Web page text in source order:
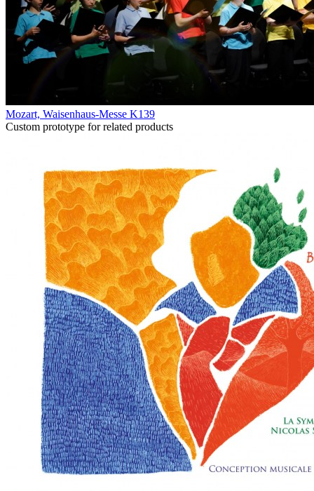
Mozart, Waisenhaus-Messe K139
Custom prototype for related products